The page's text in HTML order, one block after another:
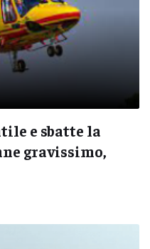
e sbatte la
gravissimo,